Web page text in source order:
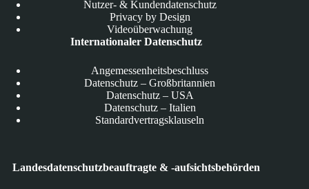
Nutzer- & Kundendatenschutz
Privacy by Design
Videoüberwachung
Internationaler Datenschutz
Angemessenheitsbeschluss
Datenschutz – Großbritannien
Datenschutz – USA
Datenschutz – Italien
Standardvertragsklauseln
Landesdatenschutzbeauftragte & -aufsichtsbehörden